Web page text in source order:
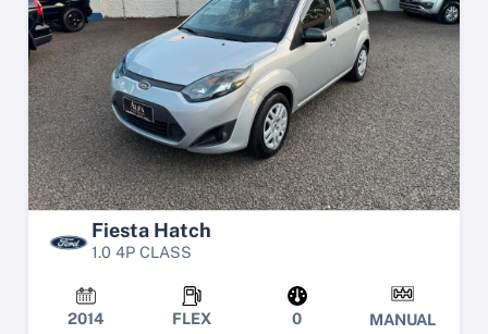
Fiesta Hatch
1.0 4P CLASS
2014 FLEX 0 MANUAL